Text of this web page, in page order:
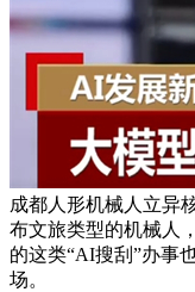
成都人形机械人立异
布文旅类型的机械人
的这类“AI搜刮”办事
场。